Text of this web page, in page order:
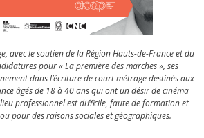
avec le soutien de la Région Hauts-de-France et du
pour « La première des marches », ses
dans l’écriture de court métrage destinés aux
âgés de 18 à 40 ans qui ont un désir de cinéma
professionnel est diﬃcile, faute de formation et
pour des raisons sociales et géographiques.